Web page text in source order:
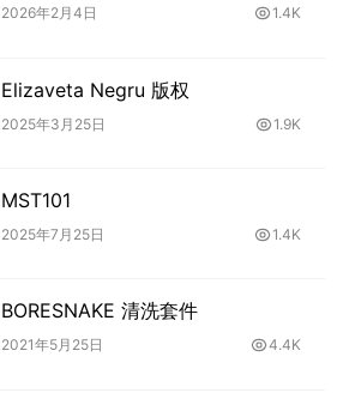
2026年2月4日 1.4K
Elizaveta Negru 版权
2025年3月25日 1.9K
MST101
2025年7月25日 1.4K
BORESNAKE 清洗套件
2021年5月25日 4.4K